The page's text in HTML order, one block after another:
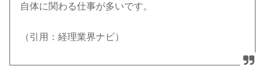
自体に関わる仕事が多いです。
（引用：経理業界ナビ）